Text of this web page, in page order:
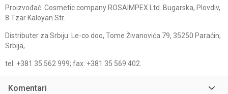
Proizvođač: Cosmetic company ROSAIMPEX Ltd. Bugarska, Plovdiv,
8 Tzar Kaloyan Str.
Distributer za Srbiju: Le-co doo, Tome Živanovića 79, 35250 Paraćin,
Srbija,
tel: +381 35 562 999; fax: +381 35 569 402.
Komentari